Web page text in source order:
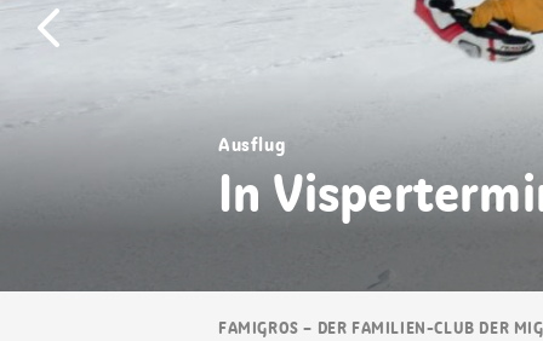
FAMIGROS – DER FAMILIEN-CLUB DER
Ausflug
In